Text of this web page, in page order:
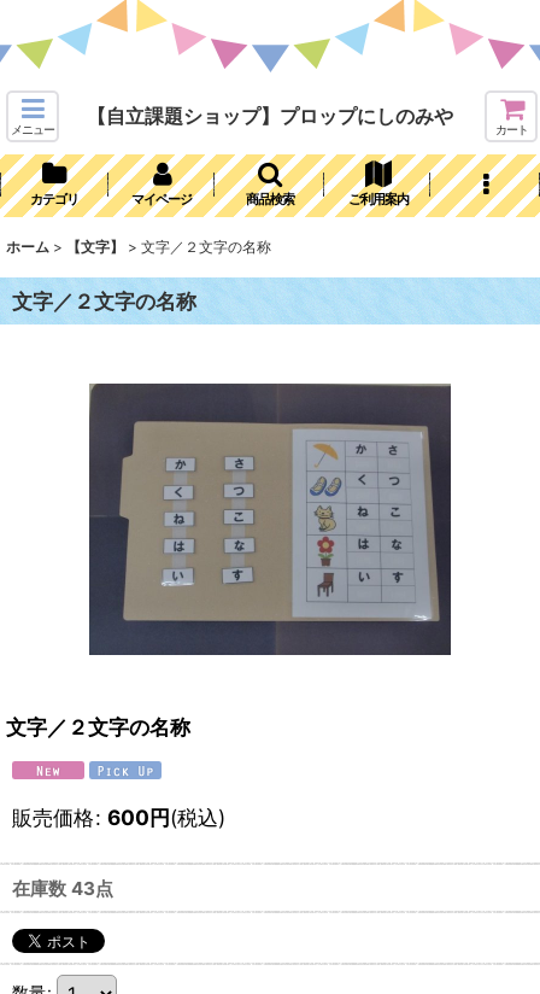
メニュー
【自立課題ショップ】プロップにしのみや
カート
カテゴリ マイページ 商品検索 ご利用案内
ホーム > 【文字】 > 文字／２文字の名称
文字／２文字の名称
文字／２文字の名称
販売価格: 600円(税込)
在庫数 43点